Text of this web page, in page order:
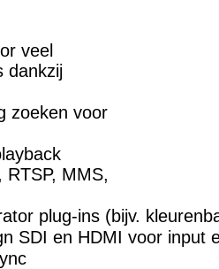
veel
dankzij
zoeken voor
RTSP, MMS,
plug-ins (bijv.
SDI en HDMI voor input